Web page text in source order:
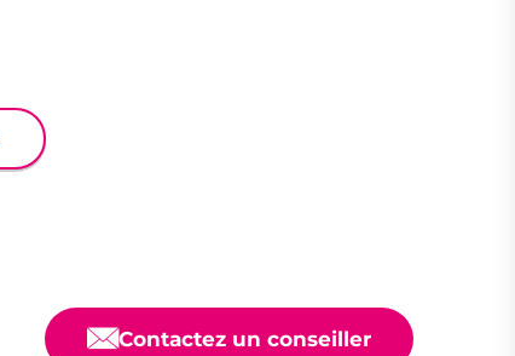
📧Contactez un conseiller